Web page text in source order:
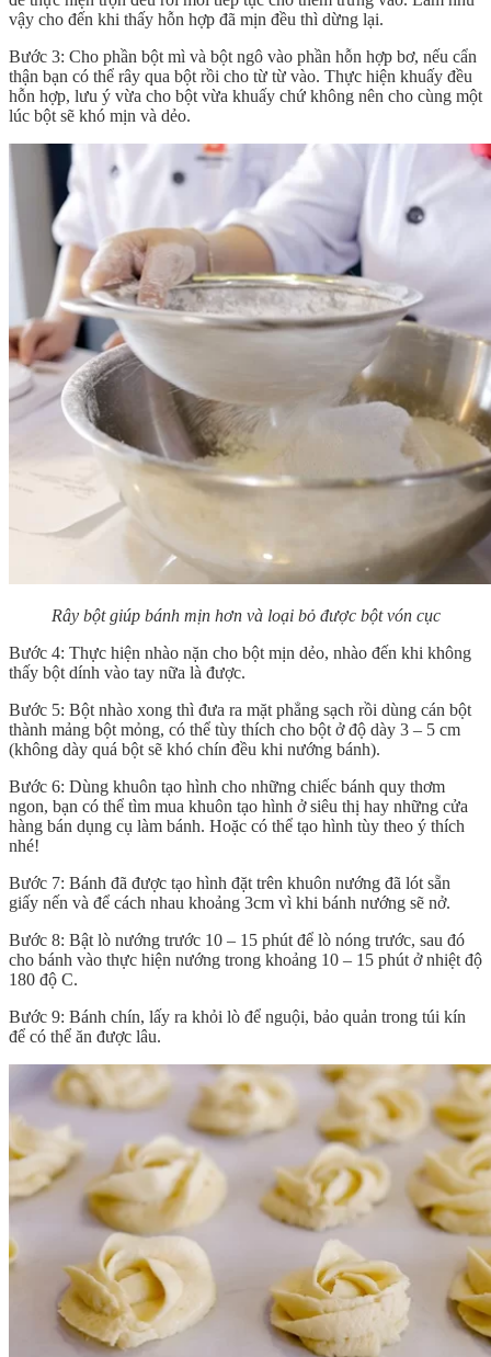
vậy cho đến khi thấy hỗn hợp đã mịn đều thì dừng lại.
Bước 3: Cho phần bột mì và bột ngô vào phần hỗn hợp bơ, nếu cẩn
thận bạn có thể rây qua bột rồi cho từ từ vào. Thực hiện khuấy đều
hỗn hợp, lưu ý vừa cho bột vừa khuấy chứ không nên cho cùng một
lúc bột sẽ khó mịn và dẻo.
Rây bột giúp bánh mịn hơn và loại bỏ được bột vón cục
Bước 4: Thực hiện nhào nặn cho bột mịn dẻo, nhào đến khi không
thấy bột dính vào tay nữa là được.
Bước 5: Bột nhào xong thì đưa ra mặt phẳng sạch rồi dùng cán bột
thành mảng bột mỏng, có thể tùy thích cho bột ở độ dày 3 – 5 cm
(không dày quá bột sẽ khó chín đều khi nướng bánh).
Bước 6: Dùng khuôn tạo hình cho những chiếc bánh quy thơm
ngon, bạn có thể tìm mua khuôn tạo hình ở siêu thị hay những cửa
hàng bán dụng cụ làm bánh. Hoặc có thể tạo hình tùy theo ý thích
nhé!
Bước 7: Bánh đã được tạo hình đặt trên khuôn nướng đã lót sẵn
giấy nến và để cách nhau khoảng 3cm vì khi bánh nướng sẽ nở.
Bước 8: Bật lò nướng trước 10 – 15 phút để lò nóng trước, sau đó
cho bánh vào thực hiện nướng trong khoảng 10 – 15 phút ở nhiệt độ
180 độ C.
Bước 9: Bánh chín, lấy ra khỏi lò để nguội, bảo quản trong túi kín
để có thể ăn được lâu.